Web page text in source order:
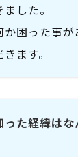
した。
か困った事
ます。
った経緯はな